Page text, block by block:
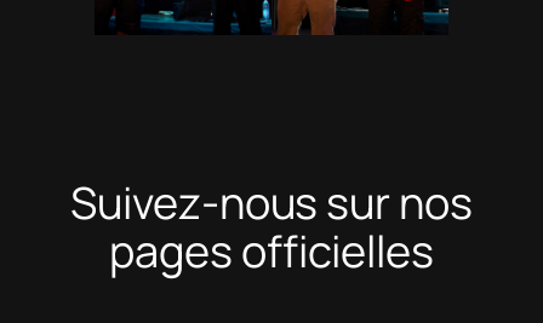
Suivez-nous sur nos
pages officielles